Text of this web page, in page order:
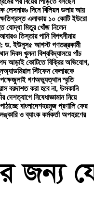
লেসনার৬ দিনে বিলিয়ন ডলার আয়
এলাকায় ১০ কোটি ইউরো
মিতুর খোঁজ নিলেন
আবারও তিস্তার পানি বিপৎসীমার
ড. ইউনূস৫ আগস্ট গণতন্ত্রকামী
দিবস খুলনা বিশ্ববিদ্যালয়ে পাঁচ
আড়াই কোটিতে বিক্রির অভিযোগ,
অ্যাডমিরাল স্টিফেন কেলারকে
জুলাই গণঅভ্যুত্থান স্মৃতি
বরদাশত করা হবে না, উসকানি
দেশত্যাগে নিষেধাজ্ঞামান নিয়ে
বাংলাদেশহরমুজ প্রণালি ফের
ও ব্যাংক কর্মকর্তা অপহরণের